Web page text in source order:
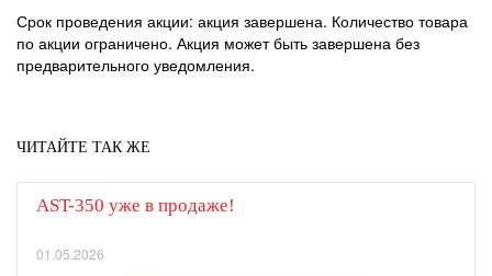
Срок проведения акции: акция завершена. Количество товара
по акции ограничено. Акция может быть завершена без
предварительного уведомления.
ЧИТАЙТЕ ТАК ЖЕ
AST-350 уже в продаже!
01.05.2026